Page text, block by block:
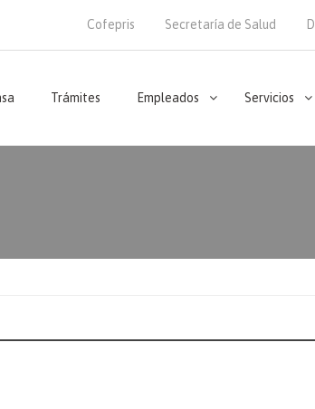
Cofepris Secretaría de Salud
Trámites Empleados Servicios